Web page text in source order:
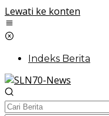
Lewati ke konten
Indeks Berita